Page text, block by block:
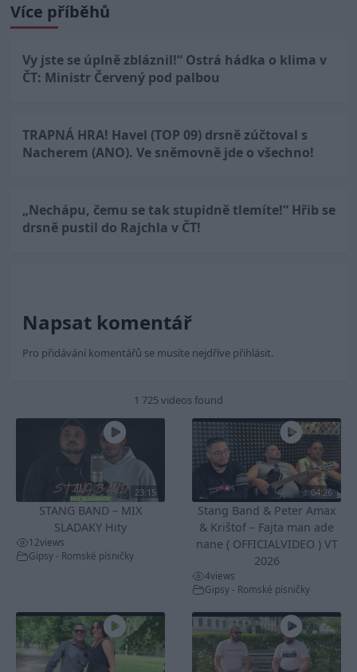
Více příběhů
Vy jste se úplně zbláznil!“ Ostrá hádka o klima v
ČT: Ministr Červený pod palbou
TRAPNÁ HRA! Havel (TOP 09) drsně zúčtoval s
Nacherem (ANO). Ve sněmovně jde o všechno!
„Nechápu, čemu se tak stupidně tlemíte!“ Hřib se
drsně pustil do Rajchla v ČT!
Napsat komentář
Pro přidávání komentářů se musíte nejdříve přihlásit.
1 725 videos found
23:15
STANG BAND – MIX
SLADAKY Hity
12views
Gipsy - Romské písničky
04:26
Stang Band & Peter Amax
& Krištof – Fajta man ade
nane ( OFFICIALVIDEO ) VT
2026
4views
Gipsy - Romské písničky